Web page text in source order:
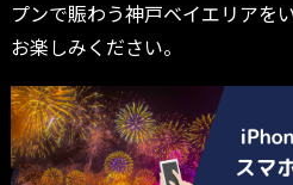
プンで賑わう神戸ベイエリアを
お楽しみください。